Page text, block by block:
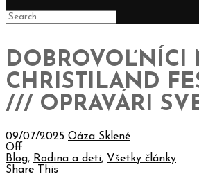
DOBROVOĽNÍCI
CHRISTILAND
/// OPRAVÁRI
09/07/2025 Oáza Sklené
Off
Blog, Rodina a deti, Všetky články
Share This